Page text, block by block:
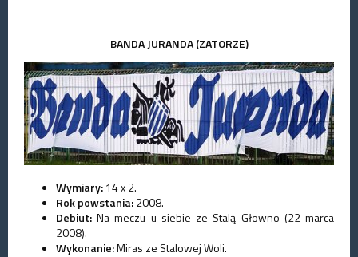
BANDA JURANDA (ZATORZE)
Wymiary:14 x 2.
Rok powstania:2008.
Debiut: Na meczu u siebie ze Stalą Głowno (22 marca
2008).
Wykonanie:Miras ze Stalowej Woli.